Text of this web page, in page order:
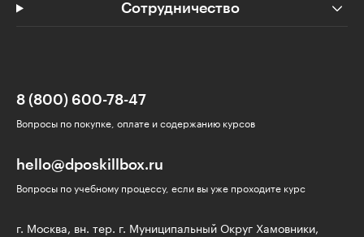
Сотрудничество
8 (800) 600-78-47
Вопросы по покупке, оплате и содержанию курсов
hello@dposkillbox.ru
Вопросы по учебному процессу, если вы уже проходите курс
г. Москва, вн. тер. г. Муниципальный Округ Хамовники,